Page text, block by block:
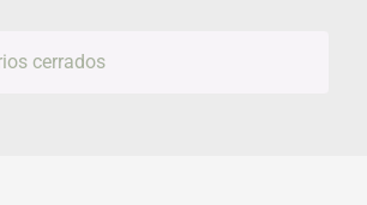
cerrados